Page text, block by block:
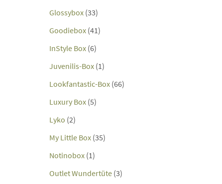
Glossybox (33)
Goodiebox (41)
InStyle Box (6)
Juvenilis-Box (1)
Lookfantastic-Box (66)
Luxury Box (5)
Lyko (2)
My Little Box (35)
Notinobox (1)
Outlet Wundertüte (3)